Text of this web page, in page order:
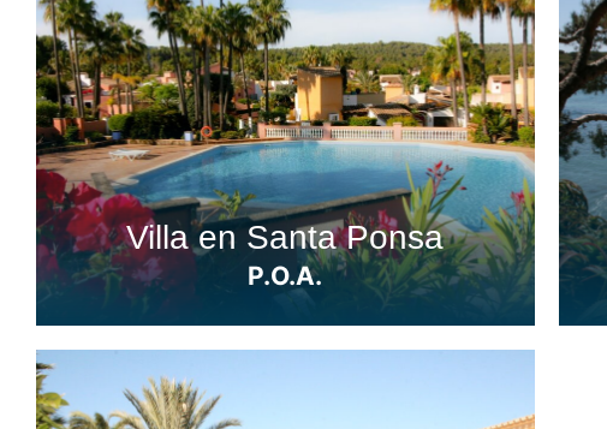
Villa en Santa Ponsa
P.O.A.